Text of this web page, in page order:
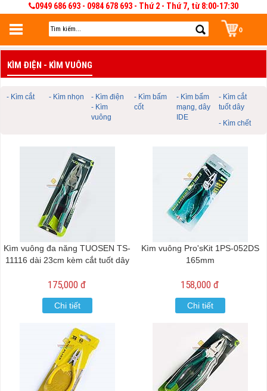
0949 686 693 - 0984 678 693 - Thứ 2 - Thứ 7, từ 8:00-17:30
0
Đăng nhập
Đăng nhập để lưu giỏ hàng 30 ngày. Có thể sửa và quản lý giỏ hàng và đơn
hàng
KÌM ĐIỆN - KÌM VUÔNG
- Kìm cắt - Kìm nhọn
- Kìm điện
- Kìm
vuông
- Kìm bấm
cốt
- Kìm bấm
mạng, dây
IDE
- Kìm cắt
tuốt dây
- Kìm chết
Kìm vuông đa năng TUOSEN TS-
11116 dài 23cm kèm cắt tuốt dây
175,000 đ
Chi tiết
Kìm vuông Pro'sKit 1PS-052DS
165mm
158,000 đ
Chi tiết